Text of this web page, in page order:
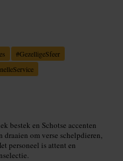
#GezelligeSfeer
bestek en Schotse accenten
draaien om verse schelpdieren,
personeel is attent en